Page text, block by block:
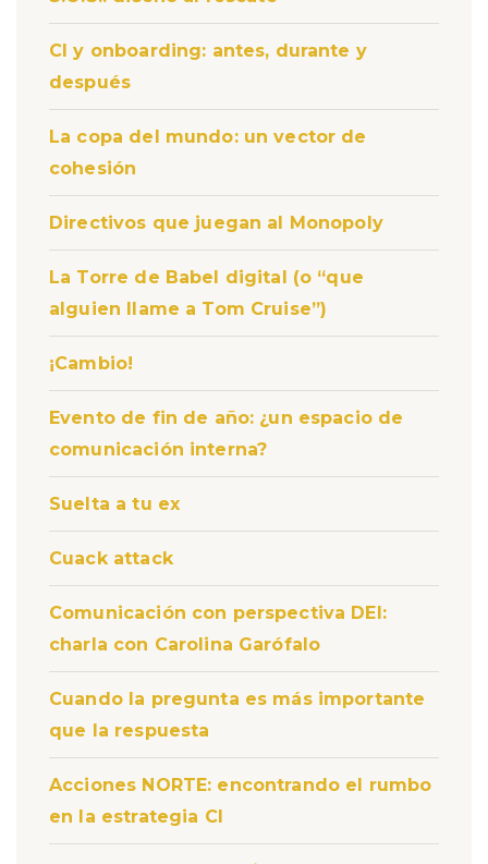
CI y onboarding: antes, durante y
después
La copa del mundo: un vector de
cohesión
Directivos que juegan al Monopoly
La Torre de Babel digital (o “que
alguien llame a Tom Cruise”)
¡Cambio!
Evento de fin de año: ¿un espacio de
comunicación interna?
Suelta a tu ex
Cuack attack
Comunicación con perspectiva DEI:
charla con Carolina Garófalo
Cuando la pregunta es más importante
que la respuesta
Acciones NORTE: encontrando el rumbo
en la estrategia CI